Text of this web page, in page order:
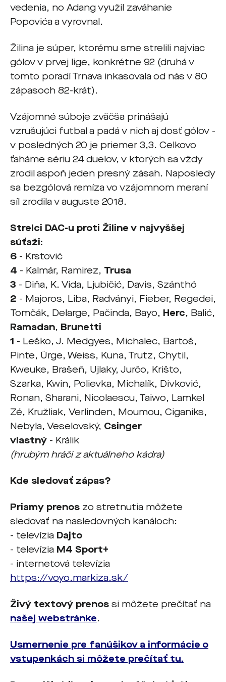
vedenia, no Adang využil zaváhanie
Popovića a vyrovnal.
Žilina je súper, ktorému sme strelili najviac
gólov v prvej lige, konkrétne 92 (druhá v
tomto poradí Trnava inkasovala od nás v 80
zápasoch 82-krát).
Vzájomné súboje zväčša prinášajú
vzrušujúci futbal a padá v nich aj dosť gólov -
v posledných 20 je priemer 3,3. Celkovo
ťaháme sériu 24 duelov, v ktorých sa vždy
zrodil aspoň jeden presný zásah. Naposledy
sa bezgólová remíza vo vzájomnom meraní
síl zrodila v auguste 2018.
Strelci DAC-u proti Žiline v najvyššej
súťaži:
6 - Krstović
4 - Kalmár, Ramirez, Trusa
3 - Diňa, K. Vida, Ljubičić, Davis, Szánthó
2 - Majoros, Liba, Radványi, Fieber, Regedei,
Tomčák, Delarge, Pačinda, Bayo, Herc, Balić,
Ramadan, Brunetti
1 - Leško, J. Medgyes, Michalec, Bartoš,
Pinte, Ürge, Weiss, Kuna, Trutz, Chytil,
Kweuke, Brašeň, Ujlaky, Jurčo, Krišto,
Szarka, Kwin, Polievka, Michalík, Divković,
Ronan, Sharani, Nicolaescu, Taiwo, Lamkel
Zé, Kružliak, Verlinden, Moumou, Ciganiks,
Nebyla, Veselovský, Csinger
vlastný - Králik
(hrubým hráči z aktuálneho kádra)
Kde sledovať zápas?
Priamy prenos zo stretnutia môžete
sledovať na nasledovných kanáloch:
- televízia Dajto
- televízia M4 Sport+
- internetová televízia
https://voyo.markiza.sk/
Živý textový prenos si môžete prečítať na
našej webstránke.
Usmernenie pre fanúšikov a informácie o
vstupenkách si môžete prečítať tu.